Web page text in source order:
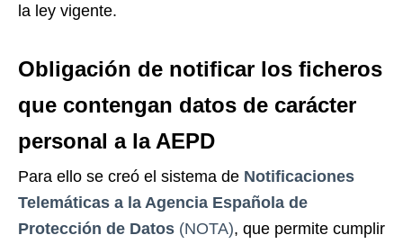
la ley vigente.
Obligación de notificar los ficheros
que contengan datos de carácter
personal a la AEPD
Para ello se creó el sistema de Notificaciones
Telemáticas a la Agencia Española de
Protección de Datos (NOTA), que permite cumplir